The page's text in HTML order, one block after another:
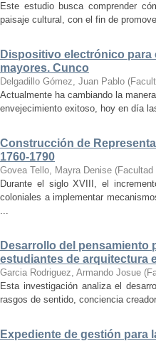
Este estudio busca comprender
paisaje cultural, con el fin de
Dispositivo electrónico
mayores. Cunco
Delgadillo Gómez, Juan Pablo (
Actualmente ha cambiando la
envejecimiento exitoso, hoy en día
Construcción de
1760-1790
Govea Tello, Mayra Denise (
Durante el siglo XVIII, el
coloniales a implementar
...
Desarrollo del pensamiento
estudiantes de arquitectura
Garcia Rodriguez, Armando Josue (
Esta investigación analiza el
rasgos de sentido, conciencia
Expediente de gestión